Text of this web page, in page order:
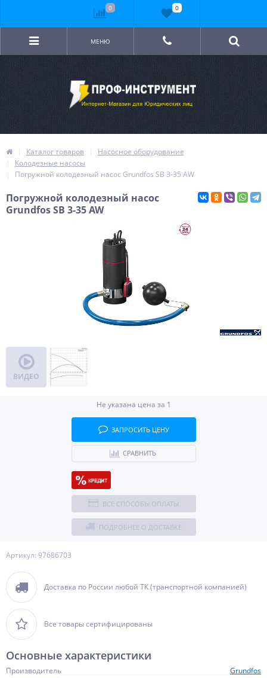
МЕНЮ
Каталог товаров
Насосное оборудование
Колодезные насосы
Погружной колодезный насос Grundfos SB 3-35 AW
Погружной колодезный насос
Grundfos SB 3-35 AW
ВИДЕО
Артикул: 97686703
Доставка по России любой ТК (транспортной компанией)
Все товары сертифицированы
Не указана цена за 1
ЗАПРОСИТЬ ЦЕНУ
СРАВНИТЬ
ВСЕ СПОСОБЫ ОПЛАТЫ
ПОДРОБНЕЕ О ДОСТАВКЕ
Основные характеристики
Производитель
Grundfos
0 0